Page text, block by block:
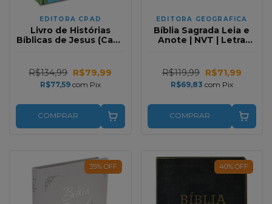
EDITORA CPAD
Livro de Histórias
Bíblicas de Jesus (Capa
R$134,99 R$79,99
R$77,59 com Pix
COMPRAR
EDITORA GEOGRAFICA
Bíblia Sagrada Leia e
Anote | NVT | Letra
R$119,99 R$71,99
R$69,83 com Pix
COMPRAR
35% OFF 40% OFF